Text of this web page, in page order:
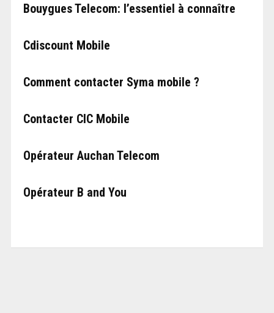
Bouygues Telecom: l’essentiel à connaître
Cdiscount Mobile
Comment contacter Syma mobile ?
Contacter CIC Mobile
Opérateur Auchan Telecom
Opérateur B and You